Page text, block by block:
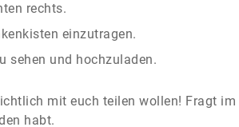
rechts.
einzutragen.
sehen und hochzuladen.
mit euch teilen wollen! Fragt
habt.